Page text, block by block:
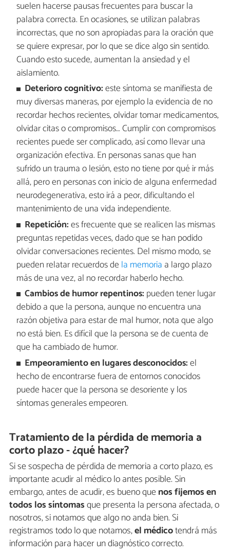
suelen hacerse pausas frecuentes para buscar la
palabra correcta. En ocasiones, se utilizan palabras
incorrectas, que no son apropiadas para la oración que
se quiere expresar, por lo que se dice algo sin sentido.
Cuando esto sucede, aumentan la ansiedad y el
aislamiento.
Deterioro cognitivo:este síntoma se manifiesta de
muy diversas maneras, por ejemplo la evidencia de no
recordar hechos recientes, olvidar tomar medicamentos,
olvidar citas o compromisos… Cumplir con compromisos
recientes puede ser complicado, así como llevar una
organización efectiva. En personas sanas que han
sufrido un trauma o lesión, esto no tiene por qué ir más
allá, pero en personas con inicio de alguna enfermedad
neurodegenerativa, esto irá a peor, dificultando el
mantenimiento de una vida independiente.
Repetición:es frecuente que se realicen las mismas
preguntas repetidas veces, dado que se han podido
olvidar conversaciones recientes. Del mismo modo, se
pueden relatar recuerdos de la memoria a largo plazo
más de una vez, al no recordar haberlo hecho.
Cambios de humor repentinos: pueden tener lugar
debido a que la persona, aunque no encuentra una
razón objetiva para estar de mal humor, nota que algo
no está bien. Es difícil que la persona se de cuenta de
que ha cambiado de humor.
Empeoramiento en lugares desconocidos:el
hecho de encontrarse fuera de entornos conocidos
puede hacer que la persona se desoriente y los
síntomas generales empeoren.
Tratamiento de la pérdida de memoria a
corto plazo - ¿qué hacer?
Si se sospecha de pérdida de memoria a corto plazo, es
importante acudir al médico lo antes posible. Sin
embargo, antes de acudir, es bueno quenos fijemos en
todos los síntomasque presenta la persona afectada, o
nosotros, si notamos que algo no anda bien. Si
registramos todo lo que notamos,el médicotendrá más
información para hacer un diagnóstico correcto.